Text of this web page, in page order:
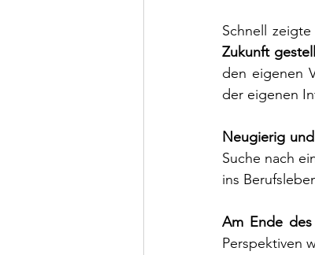
Schnell
Zukunft
den eigenen
der eigenen
Neugierig
Suche nach
ins
Am Ende
Perspektiven